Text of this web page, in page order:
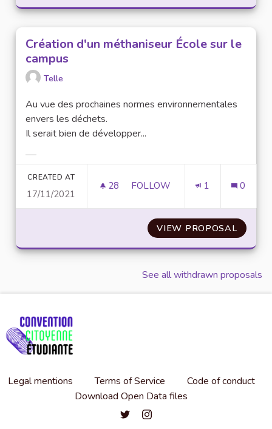
Création d'un méthaniseur École sur le
campus
Telle
Au vue des prochaines normes environnementales
envers les déchets.
Il serait bien de développer...
CREATED AT
17/11/2021
28 28 FOLLOWERS
FOLLOW 1 0
VIEW PROPOSAL
See all withdrawn proposals
Legal mentions Terms of Service
Code of conduct
Download Open Data files
Convention citoyenne étudiante
Convention citoyenne